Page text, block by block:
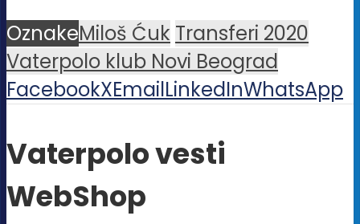
OznakeMiloš Ćuk Transferi 2020
Vaterpolo klub Novi Beograd
FacebookXEmailLinkedInWhatsApp
Vaterpolo vesti
WebShop